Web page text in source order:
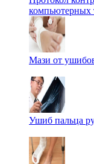
компьютерных
Мази от
Ушиб пальца